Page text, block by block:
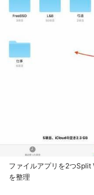
ファイルアプリを2つ
を整理